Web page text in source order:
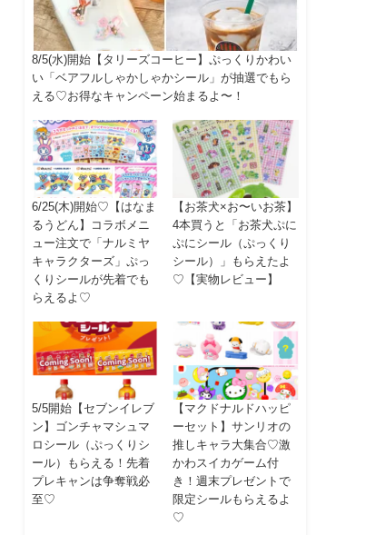
8/5(水)開始【タリーズコーヒー】ぷっくりかわい
い「ベアフルしゃかしゃかシール」が抽選でもら
える♡お得なキャンペーン始まるよ〜！
6/25(木)開始♡【はなま
るうどん】コラボメニ
ュー注文で「ナルミヤ
キャラクターズ」ぷっ
くりシールが先着でも
らえるよ♡
【お茶犬×お〜いお茶】
4本買うと「お茶犬ぷに
ぷにシール（ぷっくり
シール）」もらえたよ
♡【実物レビュー】
5/5開始【セブンイレブ
ン】ゴンチャマシュマ
ロシール（ぷっくりシ
ール）もらえる！先着
プレキャンは争奪戦必
至♡
【マクドナルドハッピ
ーセット】サンリオの
推しキャラ大集合♡激
かわスイカゲーム付
き！週末プレゼントで
限定シールもらえるよ
♡